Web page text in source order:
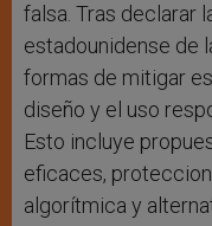
falsa. Tras declarar
estadounidense de
formas de mitigar
diseño y el uso
Esto incluye
eficaces,
algorítmica y